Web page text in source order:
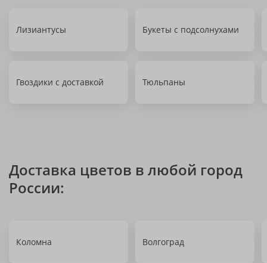
Лизиантусы Букеты с подсолнухами
Гвоздики с доставкой Тюльпаны
Доставка цветов в любой город
России:
Коломна Волгоград